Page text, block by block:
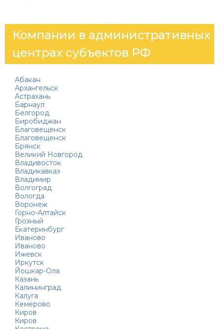
Компании в административных
центрах субъектов РФ
Абакан
Архангельск
Астрахань
Барнаул
Белгород
Биробиджан
Благовещенск
Благовещенск
Брянск
Великий Новгород
Владивосток
Владикавказ
Владимир
Волгоград
Вологда
Воронеж
Горно-Алтайск
Грозный
Екатеринбург
Иваново
Иваново
Ижевск
Иркутск
Йошкар-Ола
Казань
Калининград
Калуга
Кемерово
Киров
Киров